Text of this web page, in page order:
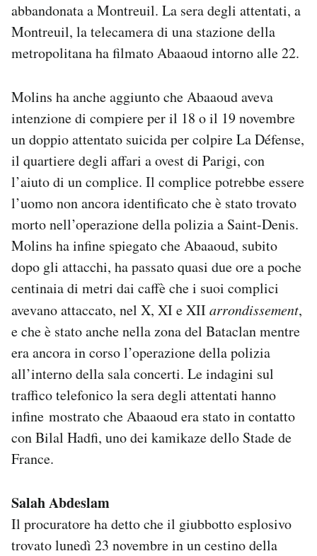
abbandonata a Montreuil. La sera degli attentati, a
Montreuil, la telecamera di una stazione della
metropolitana ha filmato Abaaoud intorno alle 22.
Molins ha anche aggiunto che Abaaoud aveva
intenzione di compiere per il 18 o il 19 novembre
un doppio attentato suicida per colpire La Défense,
il quartiere degli affari a ovest di Parigi, con
l’aiuto di un complice. Il complice potrebbe essere
l’uomo non ancora identificato che è stato trovato
morto nell’operazione della polizia a Saint-Denis.
Molins ha infine spiegato che Abaaoud, subito
dopo gli attacchi, ha passato quasi due ore a poche
centinaia di metri dai caffè che i suoi complici
avevano attaccato, nel X, XI e XIIarrondissement,
e che è stato anche nella zona del Bataclan mentre
era ancora in corso l’operazione della polizia
all’interno della sala concerti. Le indagini sul
traffico telefonico la sera degli attentati hanno
infine mostrato che Abaaoud era stato in contatto
con Bilal Hadfi, uno dei kamikaze dello Stade de
France.
Salah Abdeslam
Il procuratore ha detto che il giubbotto esplosivo
trovato lunedì 23 novembre in un cestino della